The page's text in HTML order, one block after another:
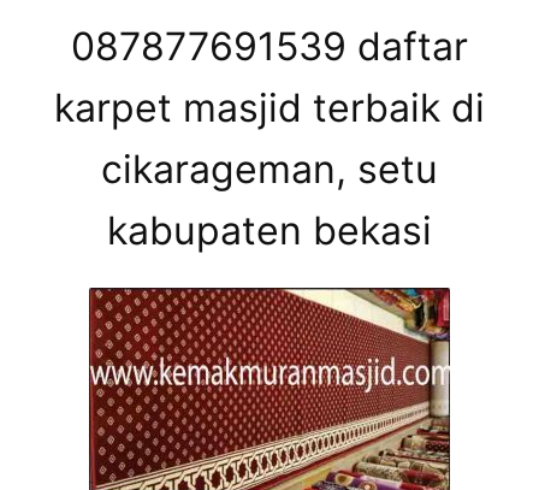
087877691539 daftar
karpet masjid terbaik di
cikarageman, setu
kabupaten bekasi